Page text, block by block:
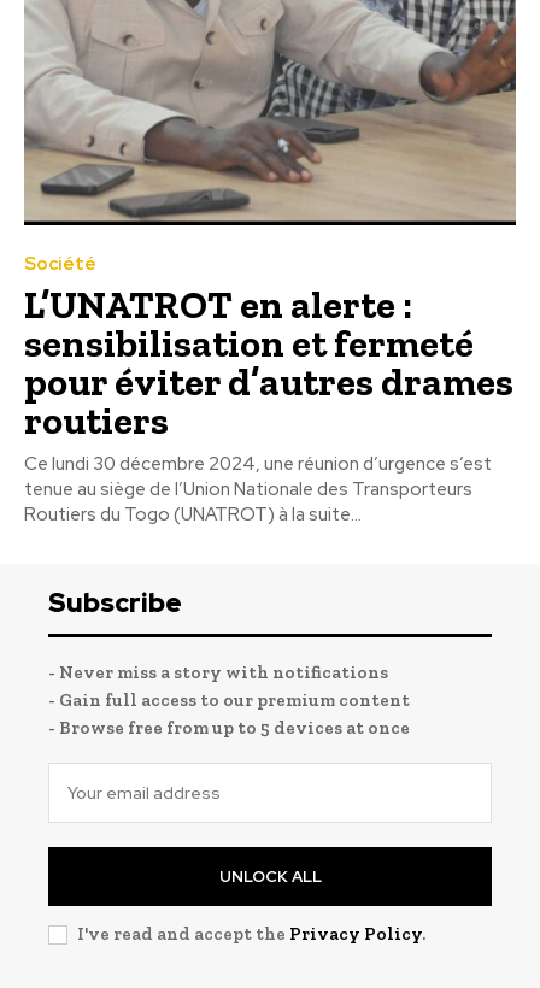
Société
L’UNATROT en alerte :
sensibilisation et fermeté
pour éviter d’autres drames
routiers
Ce lundi 30 décembre 2024, une réunion d’urgence s’est
tenue au siège de l’Union Nationale des Transporteurs
Routiers du Togo (UNATROT) à la suite...
Subscribe
- Never miss a story with notifications
- Gain full access to our premium content
- Browse free from up to 5 devices at once
UNLOCK ALL
I've read and accept the Privacy Policy.